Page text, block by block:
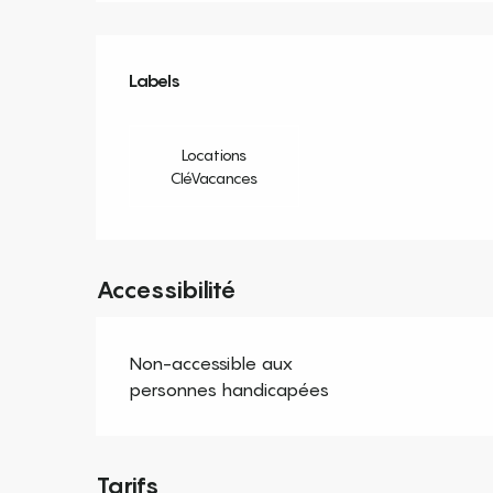
Offres de
Labels
Labels
Locations
CléVacances
Accessibilité
Non-accessible aux
personnes handicapées
Tarifs